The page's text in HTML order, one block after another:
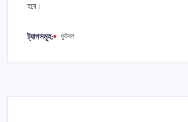
হবে।
ট্যাগসমূহ: ফুটবল